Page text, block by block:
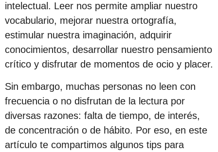
s
d
e
s
d
intelectual. Leer nos permite ampliar nuestro
vocabulario, mejorar nuestra ortografía,
estimular nuestra imaginación, adquirir
conocimientos, desarrollar nuestro pensamiento
crítico y disfrutar de momentos de ocio y placer.
Sin embargo, muchas personas no leen con
frecuencia o no disfrutan de la lectura por
diversas razones: falta de tiempo, de interés,
de concentración o de hábito. Por eso, en este
artículo te compartimos algunos tips para